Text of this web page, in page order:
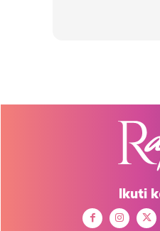
menggunakannya dalam
kulit, segera basuh dengan air.
Anda mungkin
Ikuti